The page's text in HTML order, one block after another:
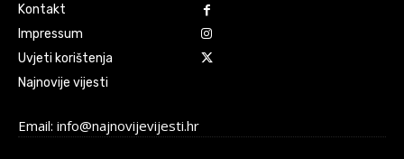
Kontakt
Impressum
Uvjeti korištenja
Najnovije vijesti
Email: info@najnovijevijesti.hr